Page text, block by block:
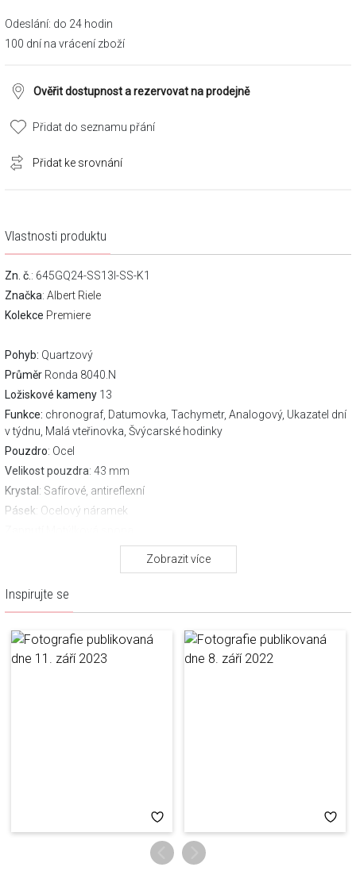
Vlastnosti produktu
Zn. č. : 645GQ24-SS13I-SS-K1
Značka: Albert Riele
Kolekce Premiere
Pohyb: Quartzový
Průměr Ronda 8040.N
Ložiskové kameny 13
Funkce: chronograf, Datumovka, Tachymetr, Analogový, Ukazatel dní
v týdnu, Malá vteřinovka, Švýcarské hodinky
Pouzdro: Ocel
Velikost pouzdra: 43 mm
Krystal: Safírové, antireflexní
Pásek: Ocelový náramek
Stáhněte si návod
Zobrazit více
Odeslání: do 24 hodin
100 dní na vrácení zboží
Ověřit dostupnost a rezervovat na prodejně
Přidat do seznamu přání
Přidat ke srovnání
Inspirujte se